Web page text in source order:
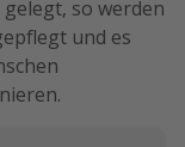
gelegt, so werden
und es